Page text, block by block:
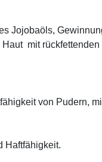
Jojobaöls,
mit
von Pudern,
Haftfähigkeit.